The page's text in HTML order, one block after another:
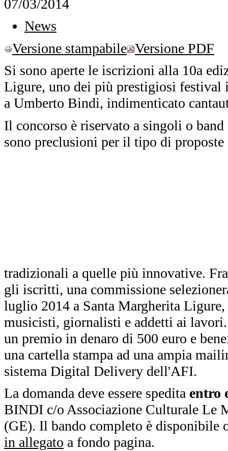
07/03/2014
News
Versione stampabile Versione PDF
Si sono aperte le iscrizioni alla 10a
Ligure, uno dei più prestigiosi festival
a Umberto Bindi, indimenticato
Il concorso è riservato a singoli o
sono preclusioni per il tipo di
tradizionali a quelle più innovative.
gli iscritti, una commissione
luglio 2014 a Santa Margherita
musicisti, giornalisti e addetti ai
un premio in denaro di 500 euro e
una cartella stampa ad una ampia
sistema Digital Delivery dell'AFI.
La domanda deve essere spedita entro
BINDI c/o Associazione Culturale Le
(GE). Il bando completo è disponibile
in allegato a fondo pagina.